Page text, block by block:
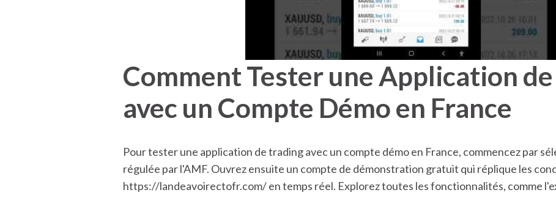
Comment Tester une Application
avec un Compte Démo en France
Pour tester une application de trading avec un compte démo en France, commencez par
régulée par l'AMF. Ouvrez ensuite un compte de démonstration gratuit qui réplique les
https://landeavoirectofr.com/en temps réel. Explorez toutes les fonctionnalités, comme